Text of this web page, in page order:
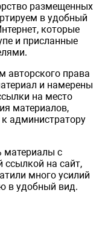
размещенных
в удобный
которые
и присланные
авторского права
и намерены
на место
материалов,
администратору
материалы с
ссылкой на сайт,
много усилий
в удобный вид.